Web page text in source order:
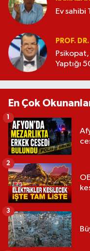
Ev sahibi
PROF.
Yaptığı
En Çok
1
2
3